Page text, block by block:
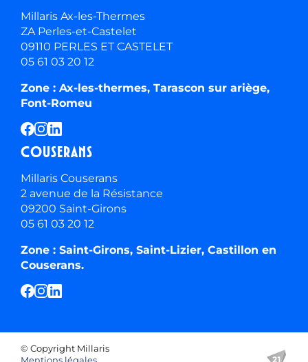
Millaris Ax-les-Thermes
ZA Perles-et-Castelet
09110 PERLES ET CASTELET
05 61 03 20 12
Zone : Ax-les-thermes, Tarascon sur ariège,
Font-Romeu
Couserans
Millaris Couserans
2 avenue de la Résistance
09200 Saint-Girons
05 61 03 20 12
Zone : Saint-Girons, Saint-Lizier, Castillon en
Couserans.
© Copyright Millaris